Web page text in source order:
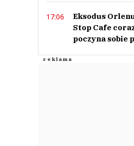
17:06
Eksodus
Stop Cafe
poczyna sobie